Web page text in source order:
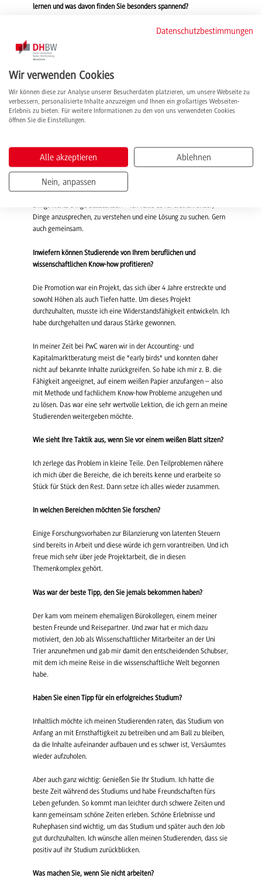
lernen und was davon finden Sie besonders spannend?
Mein inhaltlicher Schwerpunkt liegt auf Finanzbuchhaltung,
Rechnungslegung, Bilanzsteuerrecht, Prüfungswesen und
Ertragsteuern. Vor allem der Themenkomplex Bilanzierung von
über die Arbeit bei PwC bis heute. Ich finde ihn nicht nur sehr
spannend, es ist auch so, dass es hierzu einen sehr hohen Bedarf an
qualifiziertem Personal in der Praxis gibt. Daher freue ich mich
darauf, das Thema bei den Studierenden zu positionieren und eine
breitere Akzeptanz zu schaffen. Hinzu kommt noch das Modul
alle Studienjahrgänge vertreten. Einige der Studierenden sind noch
in der Orientierungsphase und benötigen gelegentlich
Unterstützung. Diese biete ich sehr gern an und kann nur dazu
motivieren, auf uns Lehrende zuzukommen – wir helfen gern, auch
wenn Studierende z. B. mit ihrer Studienentscheidung hadern. Es
bringt nichts Dinge auszusitzen – ich halte es für zielführender,
Dinge anzusprechen, zu verstehen und eine Lösung zu suchen. Gern
auch gemeinsam.
Inwiefern können Studierende von Ihrem beruflichen und
wissenschaftlichen Know-how profitieren?
Die Promotion war ein Projekt, das sich über 4 Jahre erstreckte und
sowohl Höhen als auch Tiefen hatte. Um dieses Projekt
durchzuhalten, musste ich eine Widerstandsfähigkeit entwickeln. Ich
habe durchgehalten und daraus Stärke gewonnen.
In meiner Zeit bei PwC waren wir in der Accounting- und
Kapitalmarktberatung meist die "early birds" und konnten daher
nicht auf bekannte Inhalte zurückgreifen. So habe ich mir z. B. die
Fähigkeit angeeignet, auf einem weißen Papier anzufangen – also
mit Methode und fachlichem Know-how Probleme anzugehen und
zu lösen. Das war eine sehr wertvolle Lektion, die ich gern an meine
Studierenden weitergeben möchte.
Wie sieht Ihre Taktik aus, wenn Sie vor einem weißen Blatt sitzen?
Ich zerlege das Problem in kleine Teile. Den Teilproblemen nähere
ich mich über die Bereiche, die ich bereits kenne und erarbeite so
Stück für Stück den Rest. Dann setze ich alles wieder zusammen.
In welchen Bereichen möchten Sie forschen?
Einige Forschungsvorhaben zur Bilanzierung von latenten Steuern
sind bereits in Arbeit und diese würde ich gern vorantreiben. Und ich
freue mich sehr über jede Projektarbeit, die in diesen
Themenkomplex gehört.
Was war der beste Tipp, den Sie jemals bekommen haben?
Der kam vom meinem ehemaligen Bürokollegen, einem meiner
besten Freunde und Reisepartner. Und zwar hat er mich dazu
motiviert, den Job als Wissenschaftlicher Mitarbeiter an der Uni
Trier anzunehmen und gab mir damit den entscheidenden Schubser,
mit dem ich meine Reise in die wissenschaftliche Welt begonnen
habe.
Haben Sie einen Tipp für ein erfolgreiches Studium?
Inhaltlich möchte ich meinen Studierenden raten, das Studium von
Anfang an mit Ernsthaftigkeit zu betreiben und am Ball zu bleiben,
da die Inhalte aufeinander aufbauen und es schwer ist, Versäumtes
wieder aufzuholen.
Aber auch ganz wichtig: Genießen Sie Ihr Studium. Ich hatte die
beste Zeit während des Studiums und habe Freundschaften fürs
Leben gefunden. So kommt man leichter durch schwere Zeiten und
kann gemeinsam schöne Zeiten erleben. Schöne Erlebnisse und
Ruhephasen sind wichtig, um das Studium und später auch den Job
gut durchzuhalten. Ich wünsche allen meinen Studierenden, dass sie
positiv auf ihr Studium zurückblicken.
Was machen Sie, wenn Sie nicht arbeiten?
Datenschutzbestimmungen
Wir verwenden Cookies
Wir können diese zur Analyse unserer Besucherdaten platzieren, um unsere Webseite zu
verbessern, personalisierte Inhalte anzuzeigen und Ihnen ein großartiges Webseiten-
Erlebnis zu bieten. Für weitere Informationen zu den von uns verwendeten Cookies
öffnen Sie die Einstellungen.
Alle akzeptieren Ablehnen
Nein, anpassen